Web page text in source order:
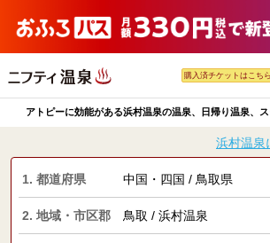
購入済チケットはこちら
アトピーに効能がある浜村温泉の温泉、日帰り温泉、
浜村温泉
1. 都道府県 中国・四国 / 鳥取県
2. 地域・市区郡 鳥取 / 浜村温泉